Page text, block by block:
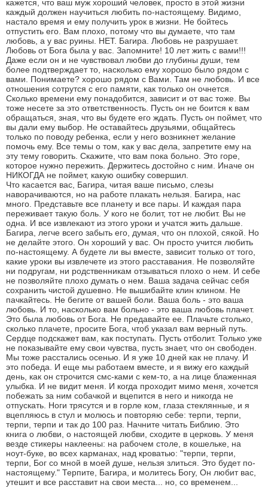
кажется, что ваш муж хороший человек, просто в этой жизни
каждый должен научиться любить по-настоящему. Видимо,
настало время и ему получить урок в жизни. Не бойтесь
отпустить его. Вам плохо, потому что вы думаете, что там
любовь, а у вас руины. НЕТ. Багира. Любовь не разрушает.
Любовь от Бога была у вас. Запомните! 10 лет жить с вами!!!
Даже если он и не чувствовал любви до глубины души, тем
более подтверждает то, насколько ему хорошо было рядом с
вами. Понимаете? хорошо рядом с Вами. Там не любовь. И все
отношения сотрутся с его памяти, как только он очнется.
Сколько времени ему понадобится, зависит и от вас тоже. Вы
тоже несете за это ответственность. Пусть он не боится к вам
обращаться, зная, что вы будете его ждать. Пусть он поймет, что
вы дали ему выбор. Не оставайтесь друзьями, общайтесь
только по поводу ребенка, если у него возникнет желание
помочь ему. Все темы о том, как у вас дела, запретите ему на
эту тему говорить. Скажите, что вам пока больно. Это горе,
которое нужно пережить. Держитесь достойно с ним. Иначе он
НИКОГДА не поймет, какую ошибку совершил.
Что касается вас, Багира, читая ваше письмо, слезы
наворачиваются, но на работе плакать нельзя. Багира, нас
много. Представьте все планету и все пары. И каждая пара
переживает такую боль. У кого не болит, тот не любит. Вы не
одна. И все извлекают из этого уроки и учатся жить дальше.
Багира, легче всего забыть его, думая, что он плохой, сякой. Но
не делайте этого. Он хороший у вас. Он просто учится любить
по-настоящему. А будете ли вы вместе, зависит только от того,
какие уроки вы извлечете из этого расставания. Не позволяйте
ни подругам, ни родственникам отзываться плохо о нем. И себе
не позволяйте плохо думать о нем. Ваша задача сейчас себя
сохранить чистой душевно. Не вышибайте клин клином. Не
пачкайтесь. Не бегите от вашей боли. Ваша боль - это ваша
любовь. И то, насколько вам больно - это ваша любовь плачет.
Это была любовь от Бога. Не предавайте ее. Плачьте столько,
сколько плачете, просите Бога, чтоб указал вам верный путь.
Сердце подскажет вам, как поступать. Пусть отболит. Только уже
не показывайте ему свои чувства, пусть знает, что он свободен.
Мы тоже расстались осенью. И я уже 10 дней как не плачу. И
это победа. И еще мы работаем вместе, и я вижу его каждый
день, как он строчится смс-ками с кем-то, а на лице блаженная
улыбка. И не видит меня. И когда проходит мимо меня, хочется
побежать за ним собачкой и вцепится в него и никогда не
отпускать. Ноги трясутся и в горле ком, глаза стеклянные, и я
вцепляюсь в стул и молюсь и повторяю себе: терпи, терпи,
терпи, терпи и так до 100 раз. Начните читать Библию. Это
книга о любви, о настоящей любви, сходите в церковь. У меня
везде стикеры наклеены: на рабочем столе, в кошельке, на
ноут-буке, во всех карманах, над кроватью: "терпи, терпи,
терпи, Бог со мной в моей душе, нельзя злиться. Это будет по-
настоящему." Терпите, Багира, и молитесь Богу, Он любит вас,
утешит и все расставит на свои места... но, со временем...